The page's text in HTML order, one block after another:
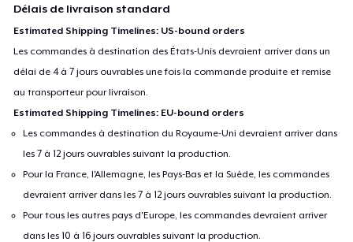
Délais de livraison standard
Estimated Shipping Timelines: US-bound orders
Les commandes à destination des États-Unis devraient arriver dans un
délai de 4 à 7 jours ouvrables une fois la commande produite et remise
au transporteur pour livraison.
Estimated Shipping Timelines: EU-bound orders
Les commandes à destination du Royaume-Uni devraient arriver dans
les 7 à 12 jours ouvrables suivant la production.
Pour la France, l'Allemagne, les Pays-Bas et la Suède, les commandes
devraient arriver dans les 7 à 12 jours ouvrables suivant la production.
Pour tous les autres pays d'Europe, les commandes devraient arriver
dans les 10 à 16 jours ouvrables suivant la production.